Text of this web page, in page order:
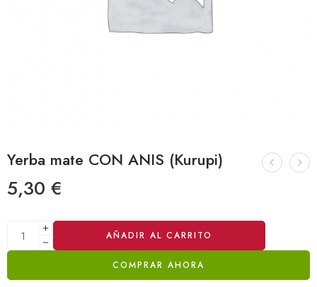
Yerba mate CON ANIS (Kurupi)
5,30 €
AÑADIR AL CARRITO
COMPRAR AHORA
Alternative: